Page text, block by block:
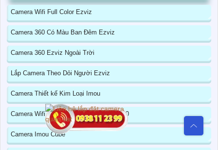
Camera Wifi Full Color Ezviz
Camera 360 Có Màu Ban Đêm Ezviz
Camera 360 Ezviz Ngoài Trời
Lắp Camera Theo Dỏi Người Ezviz
Camera Thiết kế Kim Loại Imou
Camera Wifi Chính Hãng Kbone Xoay 360
Camera Imou Cube